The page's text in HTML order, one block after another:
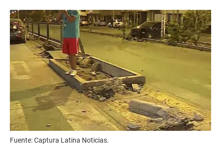
Fuente: Captura Latina Noticias.